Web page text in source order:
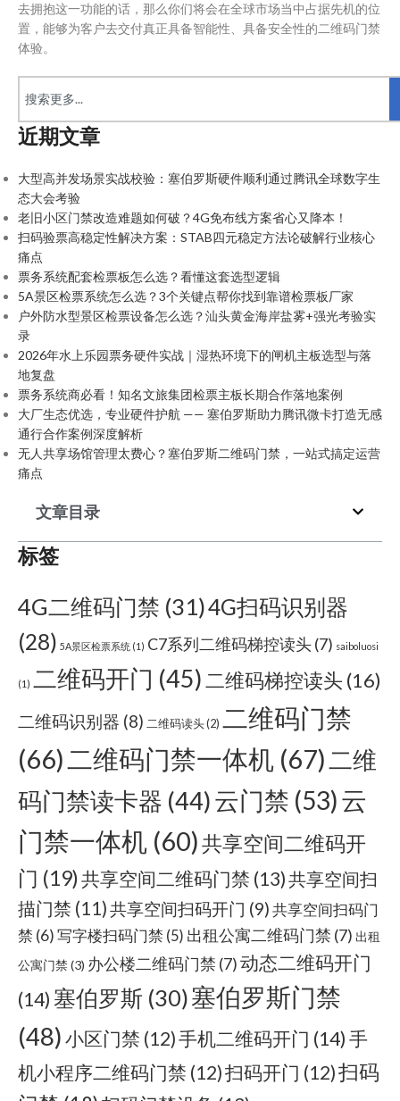
去拥抱这一功能的话，那么你们将会在全球市场当中占据先机的位
置，能够为客户去交付真正具备智能性、具备安全性的二维码门禁
体验。
近期文章
大型高并发场景实战校验：塞伯罗斯硬件顺利通过腾讯全球数字生
态大会考验
老旧小区门禁改造难题如何破？4G免布线方案省心又降本！
扫码验票高稳定性解决方案：STAB四元稳定方法论破解行业核心
痛点
票务系统配套检票板怎么选？看懂这套选型逻辑
5A景区检票系统怎么选？3个关键点帮你找到靠谱检票板厂家
户外防水型景区检票设备怎么选？汕头黄金海岸盐雾+强光考验实
录
2026年水上乐园票务硬件实战｜湿热环境下的闸机主板选型与落
地复盘
票务系统商必看！知名文旅集团检票主板长期合作落地案例
大厂生态优选，专业硬件护航 —— 塞伯罗斯助力腾讯微卡打造无感
通行合作案例深度解析
无人共享场馆管理太费心？塞伯罗斯二维码门禁，一站式搞定运营
痛点
文章目录
标签
4G二维码门禁 (31)4G扫码识别器
(28) 5A景区检票系统 (1) C7系列二维码梯控读头(7) saiboluosi
(1) 二维码开门 (45)二维码梯控读头 (16)
二维码识别器 (8) 二维码读头(2) 二维码门禁
(66) 二维码门禁一体机 (67) 二维
码门禁读卡器 (44)云门禁 (53)云
门禁一体机 (60)共享空间二维码开
门 (19) 共享空间二维码门禁 (13)共享空间扫
描门禁 (11)共享空间扫码开门 (9)共享空间扫码门
禁 (6) 写字楼扫码门禁 (5) 出租公寓二维码门禁 (7) 出租
公寓门禁 (3) 办公楼二维码门禁 (7)动态二维码开门
(14) 塞伯罗斯 (30)塞伯罗斯门禁
(48) 小区门禁 (12)手机二维码开门 (14) 手
机小程序二维码门禁 (12)扫码开门 (12)扫码